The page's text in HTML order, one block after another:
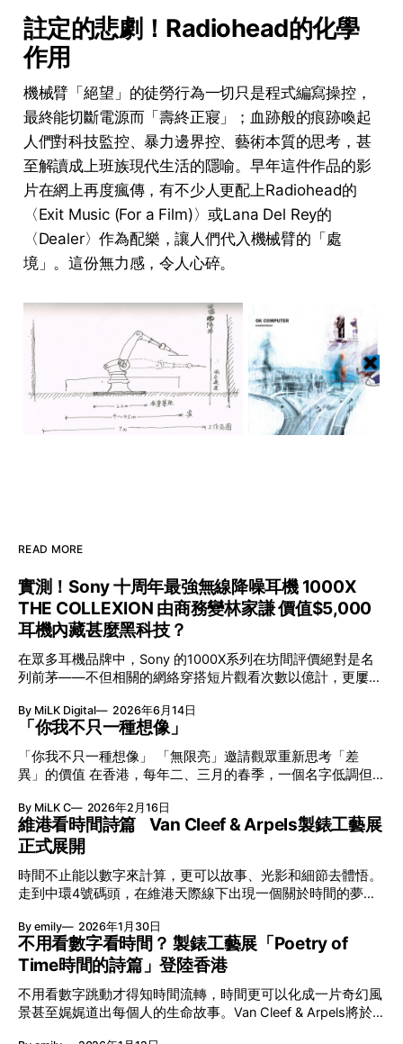
註定的悲劇！ Radiohead的化學
作用
機械臂「絕望」的徒勞行為一切只是程式編寫操控，
最終能切斷電源而「壽終正寢」；血跡般的痕跡喚起
人們對科技監控、暴力邊界控、藝術本質的思考，甚
至解讀成上班族現代生活的隱喻。早年這件作品的影
片在網上再度瘋傳，有不少人更配上Radiohead的
〈Exit Music (For a Film)〉或Lana Del Rey的
〈Dealer〉作為配樂，讓人們代入機械臂的「處
境」。這份無力感，令人心碎。
READ MORE
實測！Sony 十周年最強無線降噪耳機 1000X
THE COLLEXION 由商務變林家謙 價值$5,000
耳機內藏甚麼黑科技？
在眾多耳機品牌中，Sony 的1000X系列在坊間評價絕對是名
列前茅——不但相關的網絡穿搭短片觀看次數以億計，更屢獲
VGP 金獎，也是 Amazon 折扣日的大熱推介。
By MiLK Digital 2026年6月14日
「你我不只一種想像」
「你我不只一種想像」 「無限亮」邀請觀眾重新思考「差
異」的價值 在香港，每年二、三月的春季，一個名字低調但
節與香港賽馬會慈善信託基金聯合呈獻，以共融藝術為核心，
八年來不只是帶來無數來自世界各地的優秀節目，更致力於在
本地建立屬於香港的共融創作生態。今年更首度與本地兩大旗
艦藝團強強聯手打造兩部深具意義的作品《遊延》及《弦上光
影》，展開一場前所未有的藝術對話，擦下多元藝術下的流動
能量，全面開展一場無界限嘅藝術旅程。 第八屆「無限亮」
以「你我不只一種想像」為題，從共融角度重新思索「差異」
的價值。不同能力人士是社會多樣性的一部分。每人皆擁有
「不同」能力與特質，當我們一齊生活、一齊創作、互相啟
發，偏見與界線，也自然被藝術溶化。 「無限亮」2026精彩
節目包括: 2月27日至3月1日：帕拉管弦樂團《無邊狂想曲》/
音樂‧舞蹈 (開幕節目) 2月28日至3月1日：
By MiLK C 2026年2月16日
維港看時間詩篇 Van Cleef & Arpels製錶工藝展
正式展開
時間不止能以數字來計算，更可以故事、光影和細節去體悟。
走到中環4號碼頭，在維港天際線下出現一個關於時間的夢幻
覽。由即日至2月8日期間舉行，世家把一貫低調精緻的製錶語
言搬離傳統店舖，放進公共場域，讓時間不只是腕上的個人物
件，而是一場可以與他人一同經歷的詩意旅程。 在碼頭打開
「時間詩集」 走進展場尤如翻開一本時間詩集，藉由不同主
題呈現時間的無限想像。Van Cleef & Arpels的腕錶從來不是
由單純的機械與數字堆砌，更像是腕上的動人故事。 世家以
精湛的製錶技術與敘事美學為核心，讓每一枚腕錶都超越單純
By emily 2026年1月30日
不用看數字看時間？ 製錶工藝展「Poetry of
Time時間的詩篇」登陸香港
不用看數字跳動才得知時間流轉，時間更可以化成一片奇幻風
景甚至娓娓道出每個人的生命故事。Van Cleef & Arpels將於1